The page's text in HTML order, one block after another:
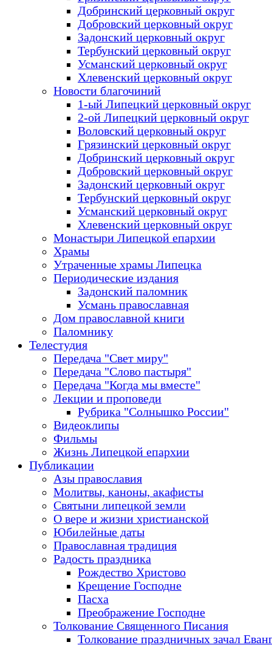
Добринский церковный округ
Добровский церковный округ
Задонский церковный округ
Тербунский церковный округ
Усманский церковный округ
Хлевенский церковный округ
Новости благочиний
1-ый Липецкий церковный округ
2-ой Липецкий церковный округ
Воловский церковный округ
Грязинский церковный округ
Добринский церковный округ
Добровский церковный округ
Задонский церковный округ
Тербунский церковный округ
Усманский церковный округ
Хлевенский церковный округ
Монастыри Липецкой епархии
Храмы
Утраченные храмы Липецка
Периодические издания
Задонский паломник
Усмань православная
Дом православной книги
Паломнику
Телестудия
Передача "Свет миру"
Передача "Слово пастыря"
Передача "Когда мы вместе"
Лекции и проповеди
Рубрика "Солнышко России"
Видеоклипы
Фильмы
Жизнь Липецкой епархии
Публикации
Азы православия
Молитвы, каноны, акафисты
Святыни липецкой земли
О вере и жизни христианской
Юбилейные даты
Православная традиция
Радость праздника
Рождество Христово
Крещение Господне
Пасха
Преображение Господне
Толкование Священного Писания
Толкование праздничных зачал